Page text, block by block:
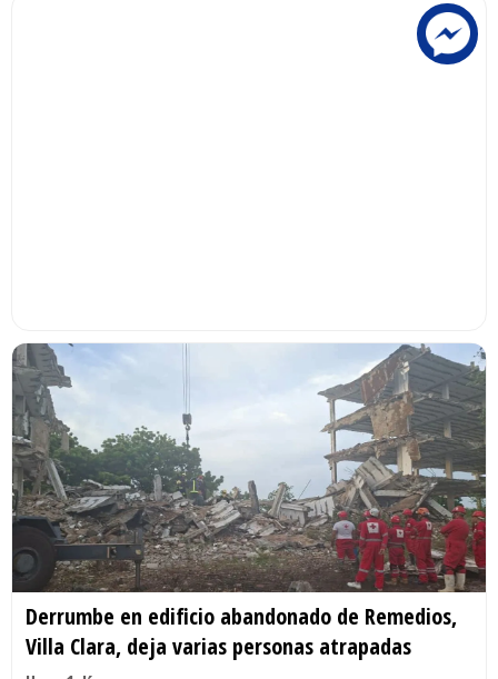
Derrumbe en edificio abandonado de Remedios,
Villa Clara, deja varias personas atrapadas